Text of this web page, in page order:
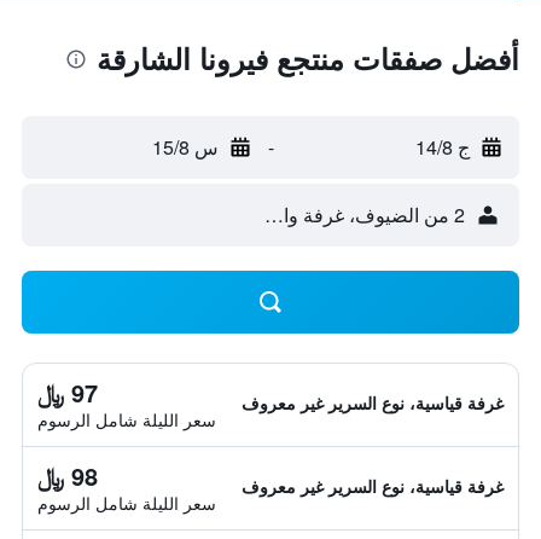
أفضل صفقات منتجع فيرونا الشارقة
ج 14/8 - س 15/8
2 من الضيوف، غرفة واحدة
غرفة قياسية، نوع السرير غير معروف 97 ﷼
سعر الليلة شامل الرسوم
غرفة قياسية، نوع السرير غير معروف 98 ﷼
سعر الليلة شامل الرسوم